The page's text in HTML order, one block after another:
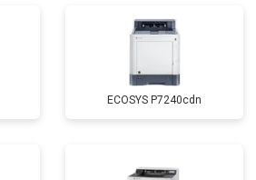
ECOSYS P7240cdn